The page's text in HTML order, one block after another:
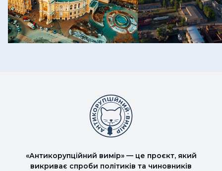
«Антикорупційний вимір» — це проєкт, який
викриває спроби політиків та чиновників